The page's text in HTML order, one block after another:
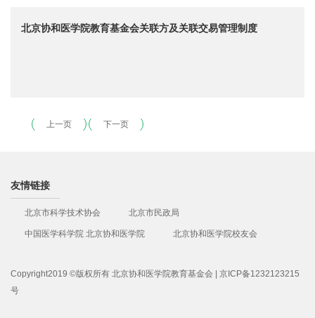
北京协和医学院教育基金会关联方及关联交易管理制度
上一页 下一页
友情链接
北京市科学技术协会 北京市民政局
中国医学科学院 北京协和医学院 北京协和医学院校友会
Copyright2019 ©版权所有 北京协和医学院教育基金会 | 京ICP备1232123215
号